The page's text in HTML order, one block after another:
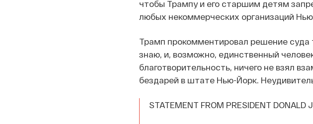
чтобы Трампу и его старшим детям
любых некоммерческих организаций
Трамп прокомментировал решение суда
знаю, и, возможно, единственный
благотворительность, ничего не взял
бездарей в штате Нью-Йорк.
STATEMENT FROM PRESIDENT DONALD